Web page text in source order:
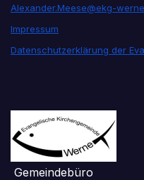
Alexander.Meese@ekg-
Impressum
Datenschutzerklärung der
Gemeindebüro